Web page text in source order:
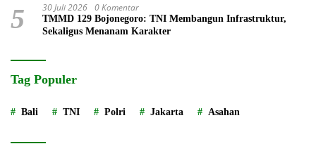
5 30 Juli 2026 0 Komentar
TMMD 129 Bojonegoro: TNI Membangun Infrastruktur,
Sekaligus Menanam Karakter
Tag Populer
Bali TNI Polri Jakarta Asahan